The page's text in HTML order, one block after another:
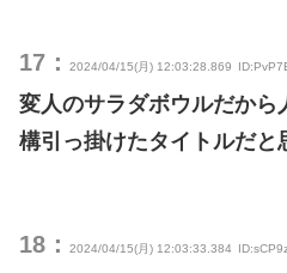
17： 2024/04/15(月) 12:03:28.869
変人のサラダボウルだから
構引っ掛けたタイトルだと
18： 2024/04/15(月) 12:03:33.384